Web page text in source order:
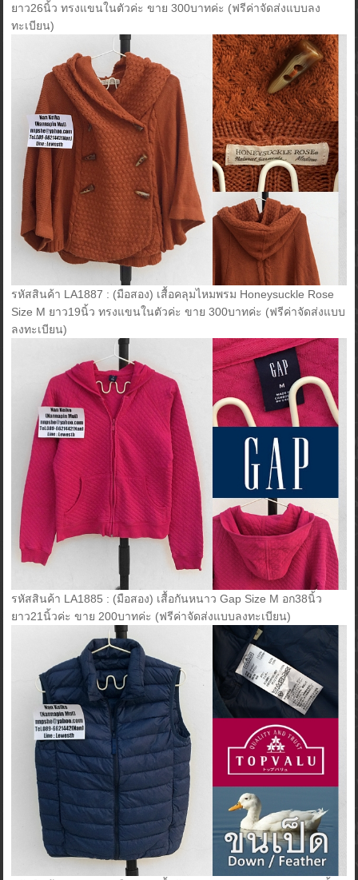
ยาว26นิ้ว ทรงแขนในตัวค่ะ ขาย 300บาทค่ะ (ฟรีค่าจัดส่งแบบลง
ทะเบียน)
รหัสสินค้า LA1887 : (มือสอง) เสื้อคลุมไหมพรม Honeysuckle Rose
Size M ยาว19นิ้ว ทรงแขนในตัวค่ะ ขาย 300บาทค่ะ (ฟรีค่าจัดส่งแบบ
ลงทะเบียน)
รหัสสินค้า LA1885 : (มือสอง) เสื้อกันหนาว Gap Size M อก38นิ้ว
ยาว21นิ้วค่ะ ขาย 200บาทค่ะ (ฟรีค่าจัดส่งแบบลงทะเบียน)